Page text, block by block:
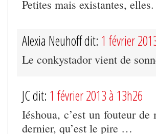
Petites mais existantes, elles.
Alexia Neuhoff dit: 1 février
Le conkystador vient de
JC dit: 1 février 2013 à 13h26
Iéshoua, c’est un fouteur
dernier, qu’est le pire …